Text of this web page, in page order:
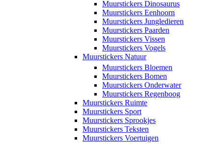
Muurstickers Dinosaurus
Muurstickers Eenhoorn
Muurstickers Jungledieren
Muurstickers Paarden
Muurstickers Vissen
Muurstickers Vogels
Muurstickers Natuur
Muurstickers Bloemen
Muurstickers Bomen
Muurstickers Onderwater
Muurstickers Regenboog
Muurstickers Ruimte
Muurstickers Sport
Muurstickers Sprookjes
Muurstickers Teksten
Muurstickers Voertuigen